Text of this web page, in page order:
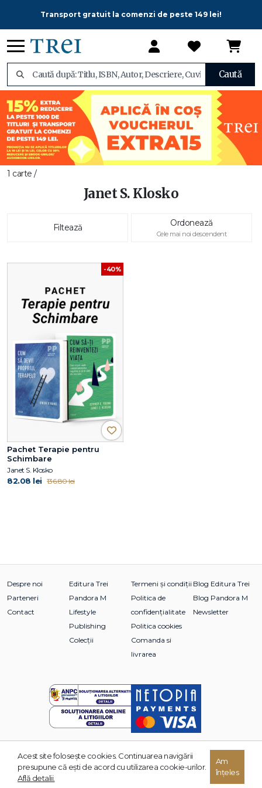
Transport gratuit la comenzi de peste 149 lei!
Caută
1 carte /
Janet S. Klosko
Filtează Ordonează
Cele mai noi descendent
-40%
Pachet Terapie pentru
Schimbare
Janet S. Klosko
82.08 lei 136.80 lei
Despre noi
Parteneri
Contact
Editura Trei
Pandora M
Lifestyle
Publishing
Colecții
Termeni și condiții
Politica de
confidențialitate
Politica cookies
Comanda si
livrarea
Blog Editura Trei
Blog Pandora M
Newsletter
© 2026 Grupul Editorial TREI. Toate drepturile rezervate.
Acest site foloseşte cookies. Continuarea navigării
presupune că eşti de acord cu utilizarea cookie-urilor.
Află detalii.
Am
înțeles